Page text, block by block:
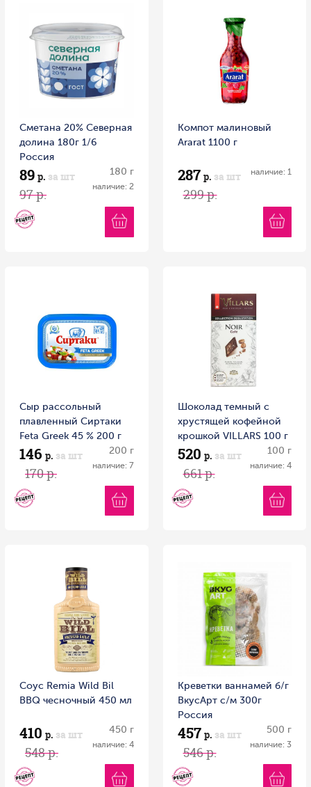
Сметана 20% Северная
долина 180г 1/6
Россия
89 р. за шт
97 р.
180 г
наличие: 2
Компот малиновый
Ararat 1100 г
287 р. за шт
299 р.
наличие: 1
Сыр рассольный
плавленный Сиртаки
Feta Greek 45 % 200 г
146 р. за шт
170 р.
200 г
наличие: 7
Шоколад темный с
хрустящей кофейной
крошкой VILLARS 100 г
520 р. за шт
661 р.
100 г
наличие: 4
Соус Remia Wild Bil
BBQ чесночный 450 мл
410 р. за шт
548 р.
450 г
наличие: 4
Креветки ваннамей б/г
ВкусАрт с/м 300г
Россия
457 р. за шт
546 р.
500 г
наличие: 3